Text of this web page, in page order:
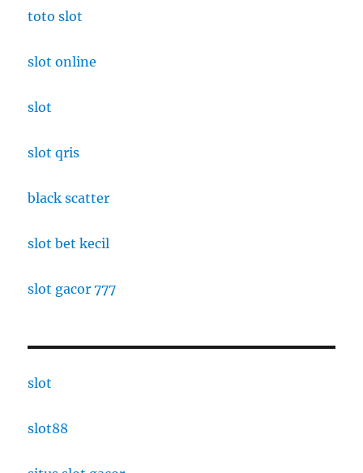
toto slot
slot online
slot
slot qris
black scatter
slot bet kecil
slot gacor 777
slot
slot88